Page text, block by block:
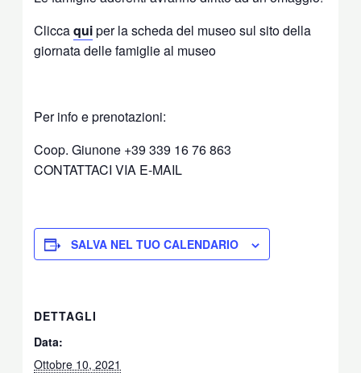
Cliccaquiper la scheda del museo sul sito della
giornata delle famiglie al museo
Per info e prenotazioni:
Coop. Giunone +39 339 16 76 863
CONTATTACI VIA E-MAIL
SALVA NEL TUO CALENDARIO
DETTAGLI
Data:
Ottobre 10, 2021